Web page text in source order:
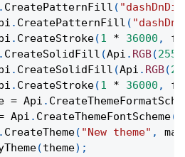
. CreatePatternFill (
. CreatePatternFill (
. CreateStroke(1 * 36000 ,
. CreateSolidFill (Api . RGB(255
. CreateSolidFill (Api . RGB(
. CreateStroke(1 * 36000 ,
= Api .
Api . CreateThemeFontScheme(
. CreateTheme( "New theme" ,
(theme) ;